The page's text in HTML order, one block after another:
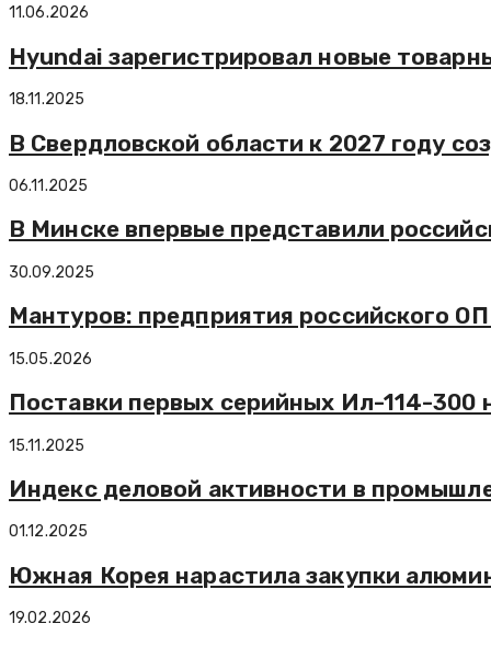
11.06.2026
Hyundai зарегистрировал новые
18.11.2025
В Свердловской области к 2027 году
06.11.2025
В Минске впервые представили
30.09.2025
Мантуров: предприятия российского
15.05.2026
Поставки первых серийных Ил-114-300
15.11.2025
Индекс деловой активности в
01.12.2025
Южная Корея нарастила закупки
19.02.2026